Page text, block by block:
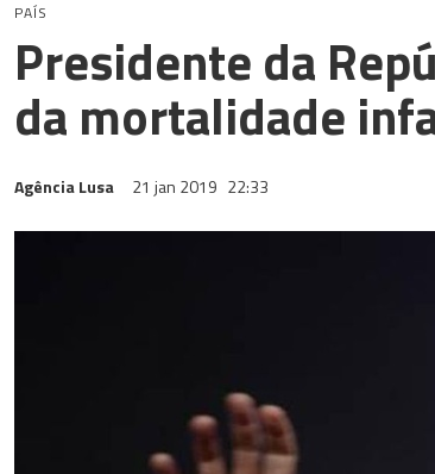
PAÍS
Presidente da
da mortalidade
Agência Lusa 21 jan 2019 22:33